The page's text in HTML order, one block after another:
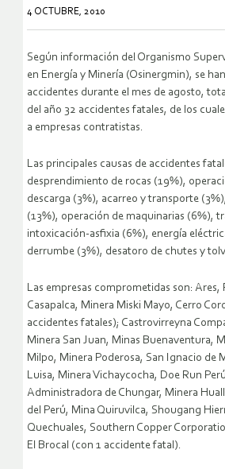
4 OCTUBRE, 2010
Según información del Organismo
en Energía y Minería (Osinergmin), se
accidentes durante el mes de agosto,
del año 32 accidentes fatales, de los
a empresas contratistas.
Las principales causas de accidentes
desprendimiento de rocas (19%),
descarga (3%), acarreo y transporte
(13%), operación de maquinarias (6%),
intoxicación-asfixia (6%), energía
derrumbe (3%), desatoro de chutes y
Las empresas comprometidas son: Ares,
Casapalca, Minera Miski Mayo, Cerro
accidentes fatales); Castrovirreyna
Minera San Juan, Minas Buenaventura,
Milpo, Minera Poderosa, San Ignacio de
Luisa, Minera Vichaycocha, Doe Run
Administradora de Chungar, Minera
del Perú, Mina Quiruvilca, Shougang
Quechuales, Southern Copper
El Brocal (con 1 accidente fatal).